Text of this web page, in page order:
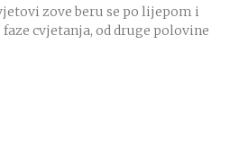
zove beru se po lijepom i
cvjetanja, od druge polovine